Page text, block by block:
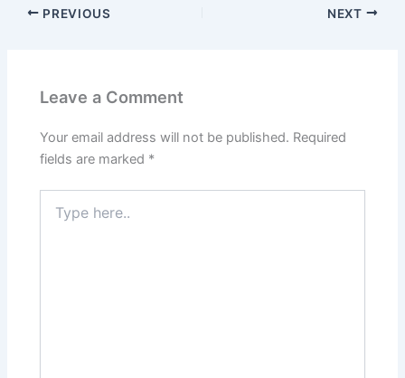
PREVIOUS NEXT
Leave a Comment
Your email address will not be published. Required
fields are marked *
here..